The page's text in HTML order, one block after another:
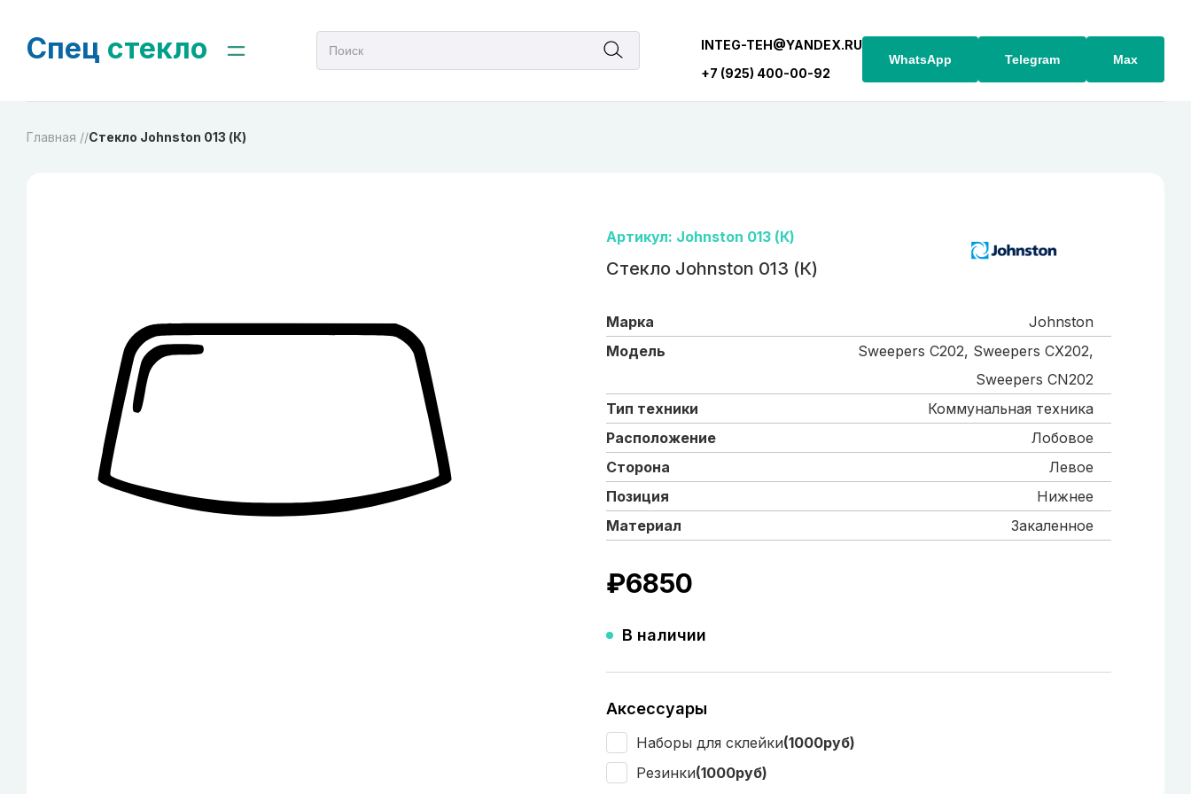
Спец стекло
INTEG-TEH@YANDEX.RU
+7 (925) 400-00-92
WhatsApp Telegram Max
Главная //Стекло Johnston 013 (К)
Артикул: Johnston 013 (К)
Стекло Johnston 013 (К)
Марка
Johnston
Модель
Sweepers C202, Sweepers CX202,
Sweepers CN202
Тип техники
Коммунальная техника
Расположение
Лобовое
Сторона
Левое
Позиция
Нижнее
Материал
Закаленное
₽6850
В наличии
Аксессуары
Наборы для склейки(1000руб)
Резинки(1000руб)